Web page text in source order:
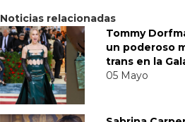
Noticias relacionadas
Tommy
un poderoso
trans en la
05 Mayo